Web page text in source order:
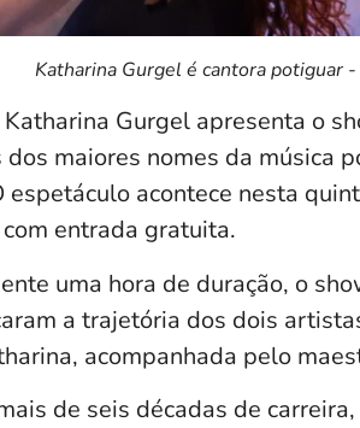
Katharina Gurgel é cantora potiguar
Katharina Gurgel apresenta o
maiores nomes da música
espetáculo acontece nesta
com entrada gratuita.
uma hora de duração, o
a trajetória dos dois
acompanhada pelo
de seis décadas de